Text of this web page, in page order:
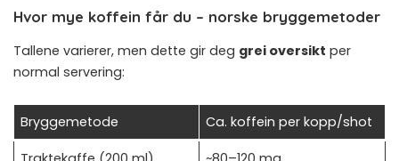
Hvor mye koffein får du – norske bryggemetoder
Tallene varierer, men dette gir deg grei oversikt per
normal servering:
Bryggemetode Ca. koffein per kopp/shot